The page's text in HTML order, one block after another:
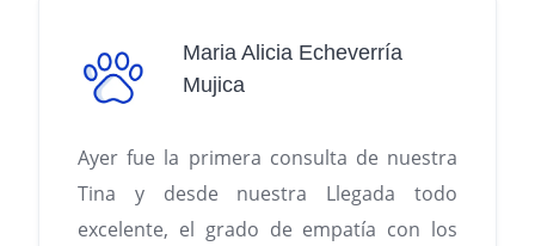
Maria Alicia Echeverría
Mujica
Ayer fue la primera consulta de nuestra
Tina y desde nuestra Llegada todo
excelente, el grado de empatía con los